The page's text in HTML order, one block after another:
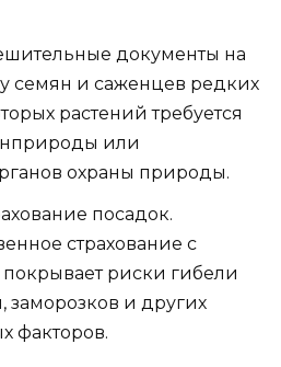
документы на
семян и саженцев редких
растений требуется
или
охраны природы.
посадок.
страхование с
риски гибели
заморозков и других
факторов.